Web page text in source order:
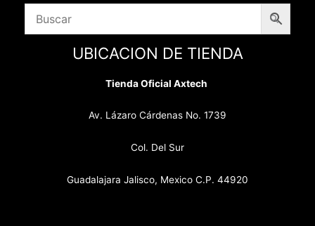
UBICACION DE TIENDA
Tienda Oficial Axtech
Av. Lázaro Cárdenas No. 1739
Col. Del Sur
Guadalajara Jalisco, Mexico C.P. 44920